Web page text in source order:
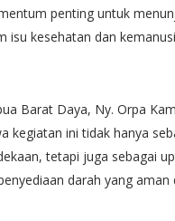
penting untuk
isu kesehatan dan
Barat Daya, Ny. Orpa
kegiatan ini tidak hanya
tetapi juga sebagai
darah yang aman